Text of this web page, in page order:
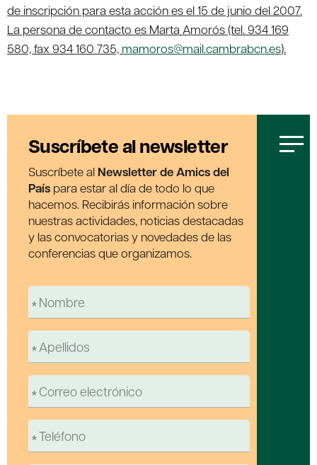
de inscripción para esta acción es el 15 de junio del 2007.
La persona de contacto es Marta Amorós (tel. 934 169
580, fax 934 160 735, mamoros@mail.cambrabcn.es).
Suscríbete al newsletter
Suscríbete al Newsletter de Amics del
País para estar al día de todo lo que
hacemos. Recibirás información sobre
nuestras actividades, noticias destacadas
y las convocatorias y novedades de las
conferencias que organizamos.